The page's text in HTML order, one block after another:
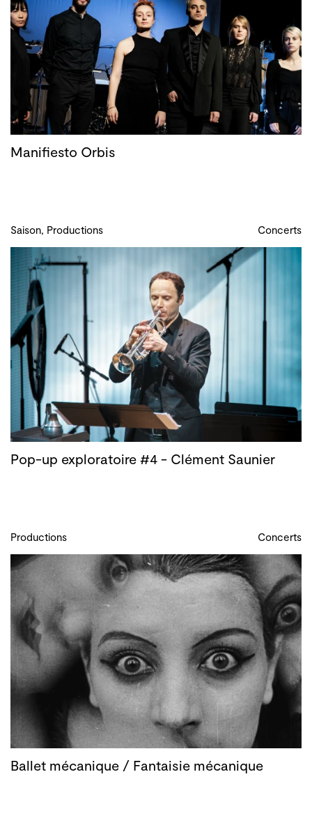
Manifiesto Orbis
Saison, Productions Concerts
Pop-up exploratoire #4 - Clément Saunier
Productions Concerts
Ballet mécanique / Fantaisie mécanique